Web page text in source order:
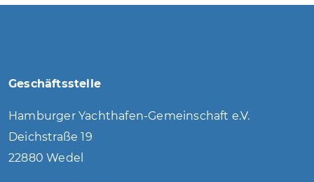
Geschäftsstelle
Hamburger Yachthafen-Gemeinschaft e.V.
Deichstraße 19
22880 Wedel